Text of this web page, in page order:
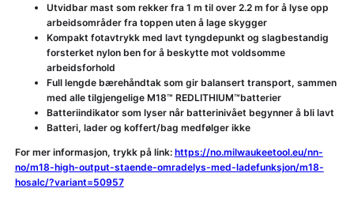
Utvidbar mast som rekker fra 1 m til over 2.2 m for å lyse opp
arbeidsområder fra toppen uten å lage skygger
Kompakt fotavtrykk med lavt tyngdepunkt og slagbestandig
forsterket nylon ben for å beskytte mot voldsomme
arbeidsforhold
Full lengde bærehåndtak som gir balansert transport, sammen
med alle tilgjengelige M18™ REDLITHIUM™batterier
Batteriindikator som lyser når batterinivået begynner å bli lavt
Batteri, lader og koffert/bag medfølger ikke
For mer informasjon, trykk på link: https://no.milwaukeetool.eu/nn-
no/m18-high-output-staende-omradelys-med-ladefunksjon/m18-
hosalc/?variant=50957